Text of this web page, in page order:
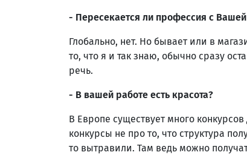
- Пересекается ли профессия с
Глобально, нет. Но бывает или в
то, что я и так знаю, обычно сразу
речь.
- В вашей работе есть красота?
В Европе существует много
конкурсы не про то, что структура
то вытравили. Там ведь можно